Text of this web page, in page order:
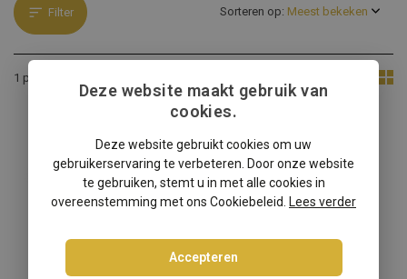
Filter
1 product
Sorteren op:
Citroen DS3 CC windscherm
✔️ Gratis verzending ...
€139,00
Deze website maakt gebruik van
cookies.
Deze website gebruikt cookies om uw
gebruikerservaring te verbeteren. Door onze website
te gebruiken, stemt u in met alle cookies in
overeenstemming met ons Cookiebeleid.
Lees verder
Accepteren